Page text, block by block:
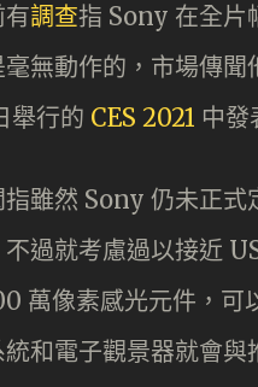
有調查指 Sony 在全片
毫無動作的，市場傳
舉行的 CES 2021 中發
指雖然 Sony 仍未正式
過就考慮過以接近
萬像素感光元件，可
統和電子觀景器就會與